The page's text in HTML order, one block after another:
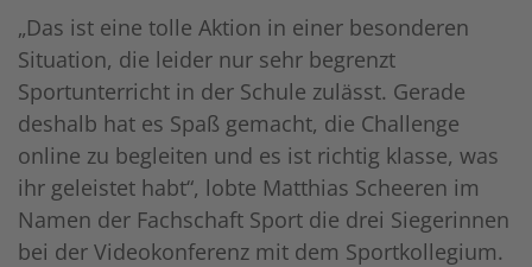
„Das ist eine tolle Aktion in einer besonderen
Situation, die leider nur sehr begrenzt
Sportunterricht in der Schule zulässt. Gerade
deshalb hat es Spaß gemacht, die Challenge
online zu begleiten und es ist richtig klasse, was
ihr geleistet habt“, lobte Matthias Scheeren im
Namen der Fachschaft Sport die drei Siegerinnen
bei der Videokonferenz mit dem Sportkollegium.